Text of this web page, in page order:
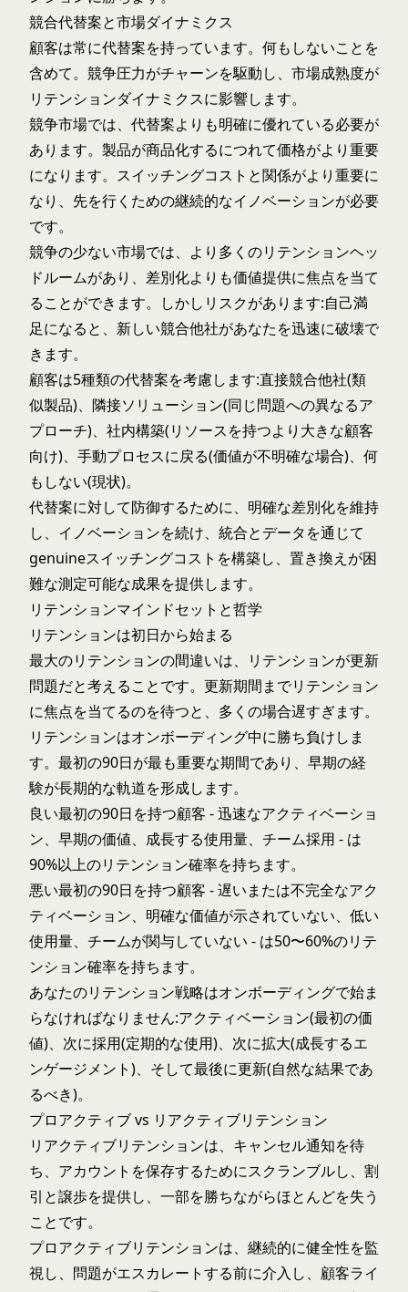
競合代替案と市場ダイナミクス
顧客は常に代替案を持っています。何もしないことを
含めて。競争圧力がチャーンを駆動し、市場成熟度が
リテンションダイナミクスに影響します。
競争市場では、代替案よりも明確に優れている必要が
あります。製品が商品化するにつれて価格がより重要
になります。スイッチングコストと関係がより重要に
なり、先を行くための継続的なイノベーションが必要
です。
競争の少ない市場では、より多くのリテンションヘッ
ドルームがあり、差別化よりも価値提供に焦点を当て
ることができます。しかしリスクがあります:自己満
足になると、新しい競合他社があなたを迅速に破壊で
きます。
顧客は5種類の代替案を考慮します:直接競合他社(類
似製品)、隣接ソリューション(同じ問題への異なるア
プローチ)、社内構築(リソースを持つより大きな顧客
向け)、手動プロセスに戻る(価値が不明確な場合)、何
もしない(現状)。
代替案に対して防御するために、明確な差別化を維持
し、イノベーションを続け、統合とデータを通じて
genuineスイッチングコストを構築し、置き換えが困
難な測定可能な成果を提供します。
リテンションマインドセットと哲学
リテンションは初日から始まる
最大のリテンションの間違いは、リテンションが更新
問題だと考えることです。更新期間までリテンション
に焦点を当てるのを待つと、多くの場合遅すぎます。
リテンションはオンボーディング中に勝ち負けしま
す。最初の90日が最も重要な期間であり、早期の経
験が長期的な軌道を形成します。
良い最初の90日を持つ顧客 - 迅速なアクティベーショ
ン、早期の価値、成長する使用量、チーム採用 - は
90%以上のリテンション確率を持ちます。
悪い最初の90日を持つ顧客 - 遅いまたは不完全なアク
ティベーション、明確な価値が示されていない、低い
使用量、チームが関与していない - は50〜60%のリテ
ンション確率を持ちます。
あなたのリテンション戦略はオンボーディングで始ま
らなければなりません:アクティベーション(最初の価
値)、次に採用(定期的な使用)、次に拡大(成長するエ
ンゲージメント)、そして最後に更新(自然な結果であ
るべき)。
プロアクティブ vs リアクティブリテンション
リアクティブリテンションは、キャンセル通知を待
ち、アカウントを保存するためにスクランブルし、割
引と譲歩を提供し、一部を勝ちながらほとんどを失う
ことです。
プロアクティブリテンションは、継続的に健全性を監
視し、問題がエスカレートする前に介入し、顧客ライ